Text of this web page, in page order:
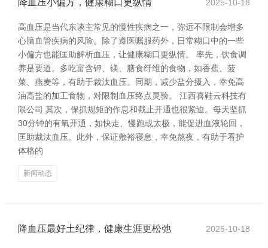
降血压小偏方，健康糊口更纵情 2025-10-18
高血压是当代东谈主常见的慢性疾病之一，弥远不限制会增多
心脑血管疾病的风险。除了遵医嘱服药外，日常糊口中的一些
小偏方也能匡助解析血压，让健康糊口更纵情。 率先，饮食调
养是要道。多吃富含钾、镁、膳食纤维的食物，如香蕉、菠
菜、燕麦等，有助于裁汰血压。同期，减少盐分摄入，幸免高
油高盐的加工食物，对限制血压终点灵验。 江西喜鞋云科技有
限公司 其次，保抓规矩的作息和截止开通也很紧迫。每天坚抓
30分钟的有氧开通，如快走、慢跑或太极，能促进血液轮回，
匡助裁汰血压。此外，保证敷裕寝息，幸免熬夜，有助于看护
体格的
新闻动态
降血压最好土纪律，健康生涯更松弛 2025-10-18